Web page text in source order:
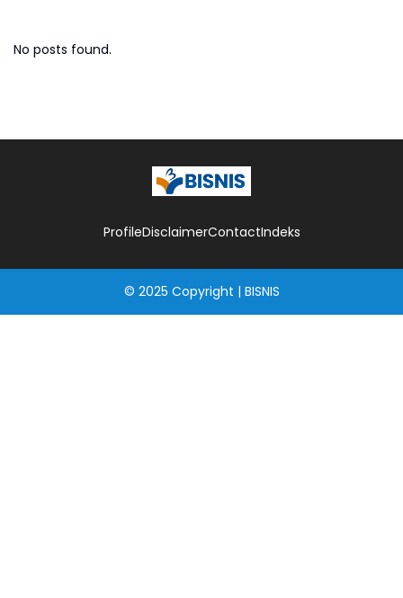
No posts found.
ProfileDisclaimerContactIndeks
© 2025 Copyright | BISNIS